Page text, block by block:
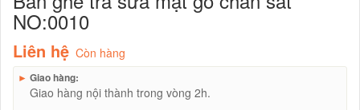
NO:0010
Liên hệ Còn hàng
► Giao hàng:
Giao hàng nội thành trong vòng 2h.